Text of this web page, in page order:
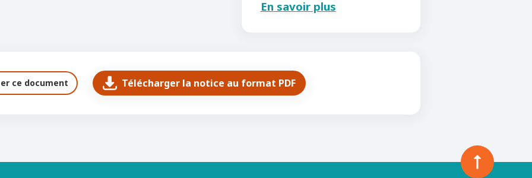
En savoir plus
ce document Télécharger la notice au format PDF